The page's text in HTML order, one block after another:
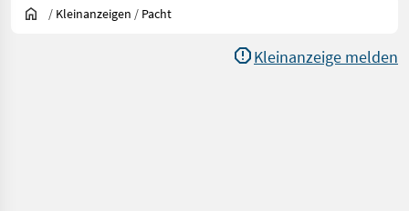
/ Kleinanzeigen / Pacht
Kleinanzeige melden